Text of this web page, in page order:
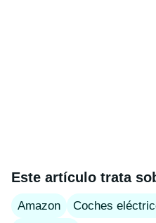
Este artículo trata
Amazon Coches